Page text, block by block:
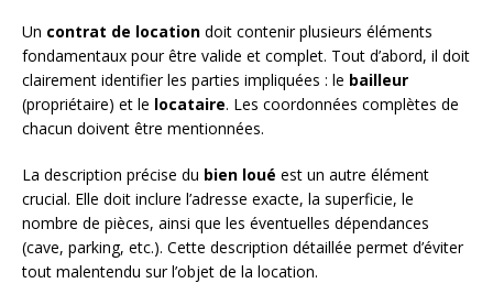
Un contrat de location doit contenir plusieurs éléments
fondamentaux pour être valide et complet. Tout d’abord, il doit
clairement identifier les parties impliquées : le bailleur
(propriétaire) et le locataire. Les coordonnées complètes de
chacun doivent être mentionnées.
La description précise du bien loué est un autre élément
crucial. Elle doit inclure l’adresse exacte, la superficie, le
nombre de pièces, ainsi que les éventuelles dépendances
(cave, parking, etc.). Cette description détaillée permet d’éviter
tout malentendu sur l’objet de la location.